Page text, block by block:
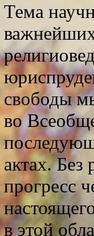
Тема
свободы
во
актах. Без
прогресс
в этой